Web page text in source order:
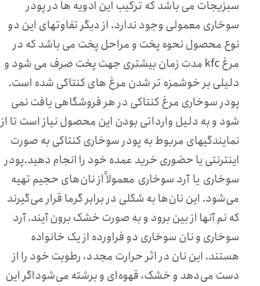
سبزیجات می باشد که ترکیب این ادویه ها در پودر
سوخاری معمولی وجود ندارد. از دیگر تفاوتهای این دو
نوع محصول نحوه پخت و مراحل پخت می باشد که در
مرغ kfc مدت زمان بیشتری جهت پخت صرف می شود و
دلیلی بر خوشمزه تر شدن مرغ های کنتاکی شده است.
پودر سوخاری مرغ کنتاکی در هر فروشگاهی یافت نمی
شود و به دلیل وارداتی بودن این محصول نیاز است تا از
نمایندگیهای مربوط به پودر سوخاری کنتاکی به صورت
اینترنتی یا حضوری خرید عمده خود را انجام دهید.پودر
سوخاری یا آرد سوخاری معمولاً از نان‌های حجیم تهیه
می‌شود. این نان‌ها به شکلی در برابر گرما قرار می‌گیرند
که نم آنها از بین برود و به صورت خشک برون آیند. آرد
سوخاری و نان سوخاری دو فراورده از یک خانواده
هستند. این نان در اثر حرارت مجدد، رطوبت خود را از
دست می‌دهد و خشک، قهوه‌ای و برشته می‌شوداگر این